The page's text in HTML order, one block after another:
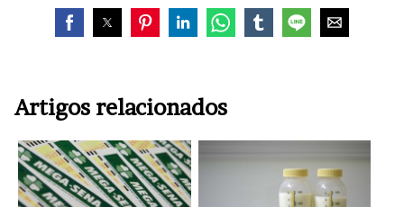
Artigos relacionados